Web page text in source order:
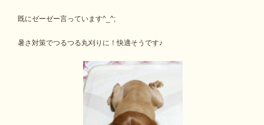
既にゼーゼー言っています^_^;
暑さ対策でつるつる丸刈りに！快適そうです♪